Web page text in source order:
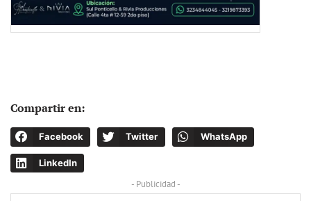
Compartir en:
Facebook Twitter WhatsApp
LinkedIn
- Publicidad -